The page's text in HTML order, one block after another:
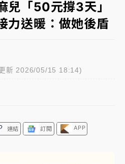
兒「50元撐3天」
送暖：做她後盾
新 2026/05/15 18:14)
連結 訂閱 APP